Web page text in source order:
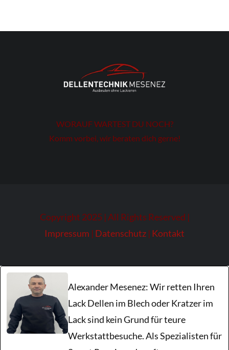
WORAUF WARTEST DU NOCH?
Komm vorbei, wir beraten dich gerne!
Copyright 2025 | All Rights Reserved |
Impressum | Datenschutz | Kontakt
Alexander Mesenez: Wir retten Ihren
Lack Dellen im Blech oder Kratzer im
Lack sind kein Grund für teure
Werkstattbesuche. Als Spezialisten für